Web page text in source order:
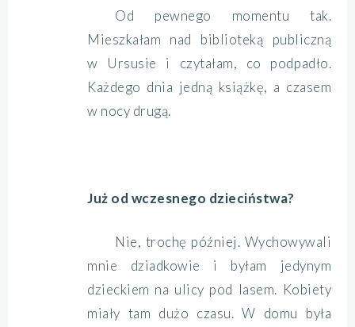
Od pewnego momentu tak.
Mieszkałam nad biblioteką publiczną
w Ursusie i czytałam, co podpadło.
Każdego dnia jedną książkę, a czasem
w nocy drugą.
Już od wczesnego dzieciństwa?
Nie, trochę później. Wychowywali
mnie dziadkowie i byłam jedynym
dzieckiem na ulicy pod lasem. Kobiety
miały tam dużo czasu. W domu była